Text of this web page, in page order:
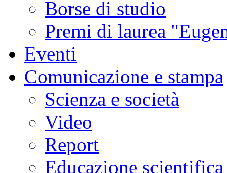
Borse di studio
Premi di laurea
Eventi
Comunicazione e stampa
Scienza e società
Video
Report
Educazione